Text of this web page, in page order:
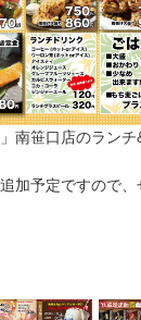
南笹口店のラン
加予定ですので